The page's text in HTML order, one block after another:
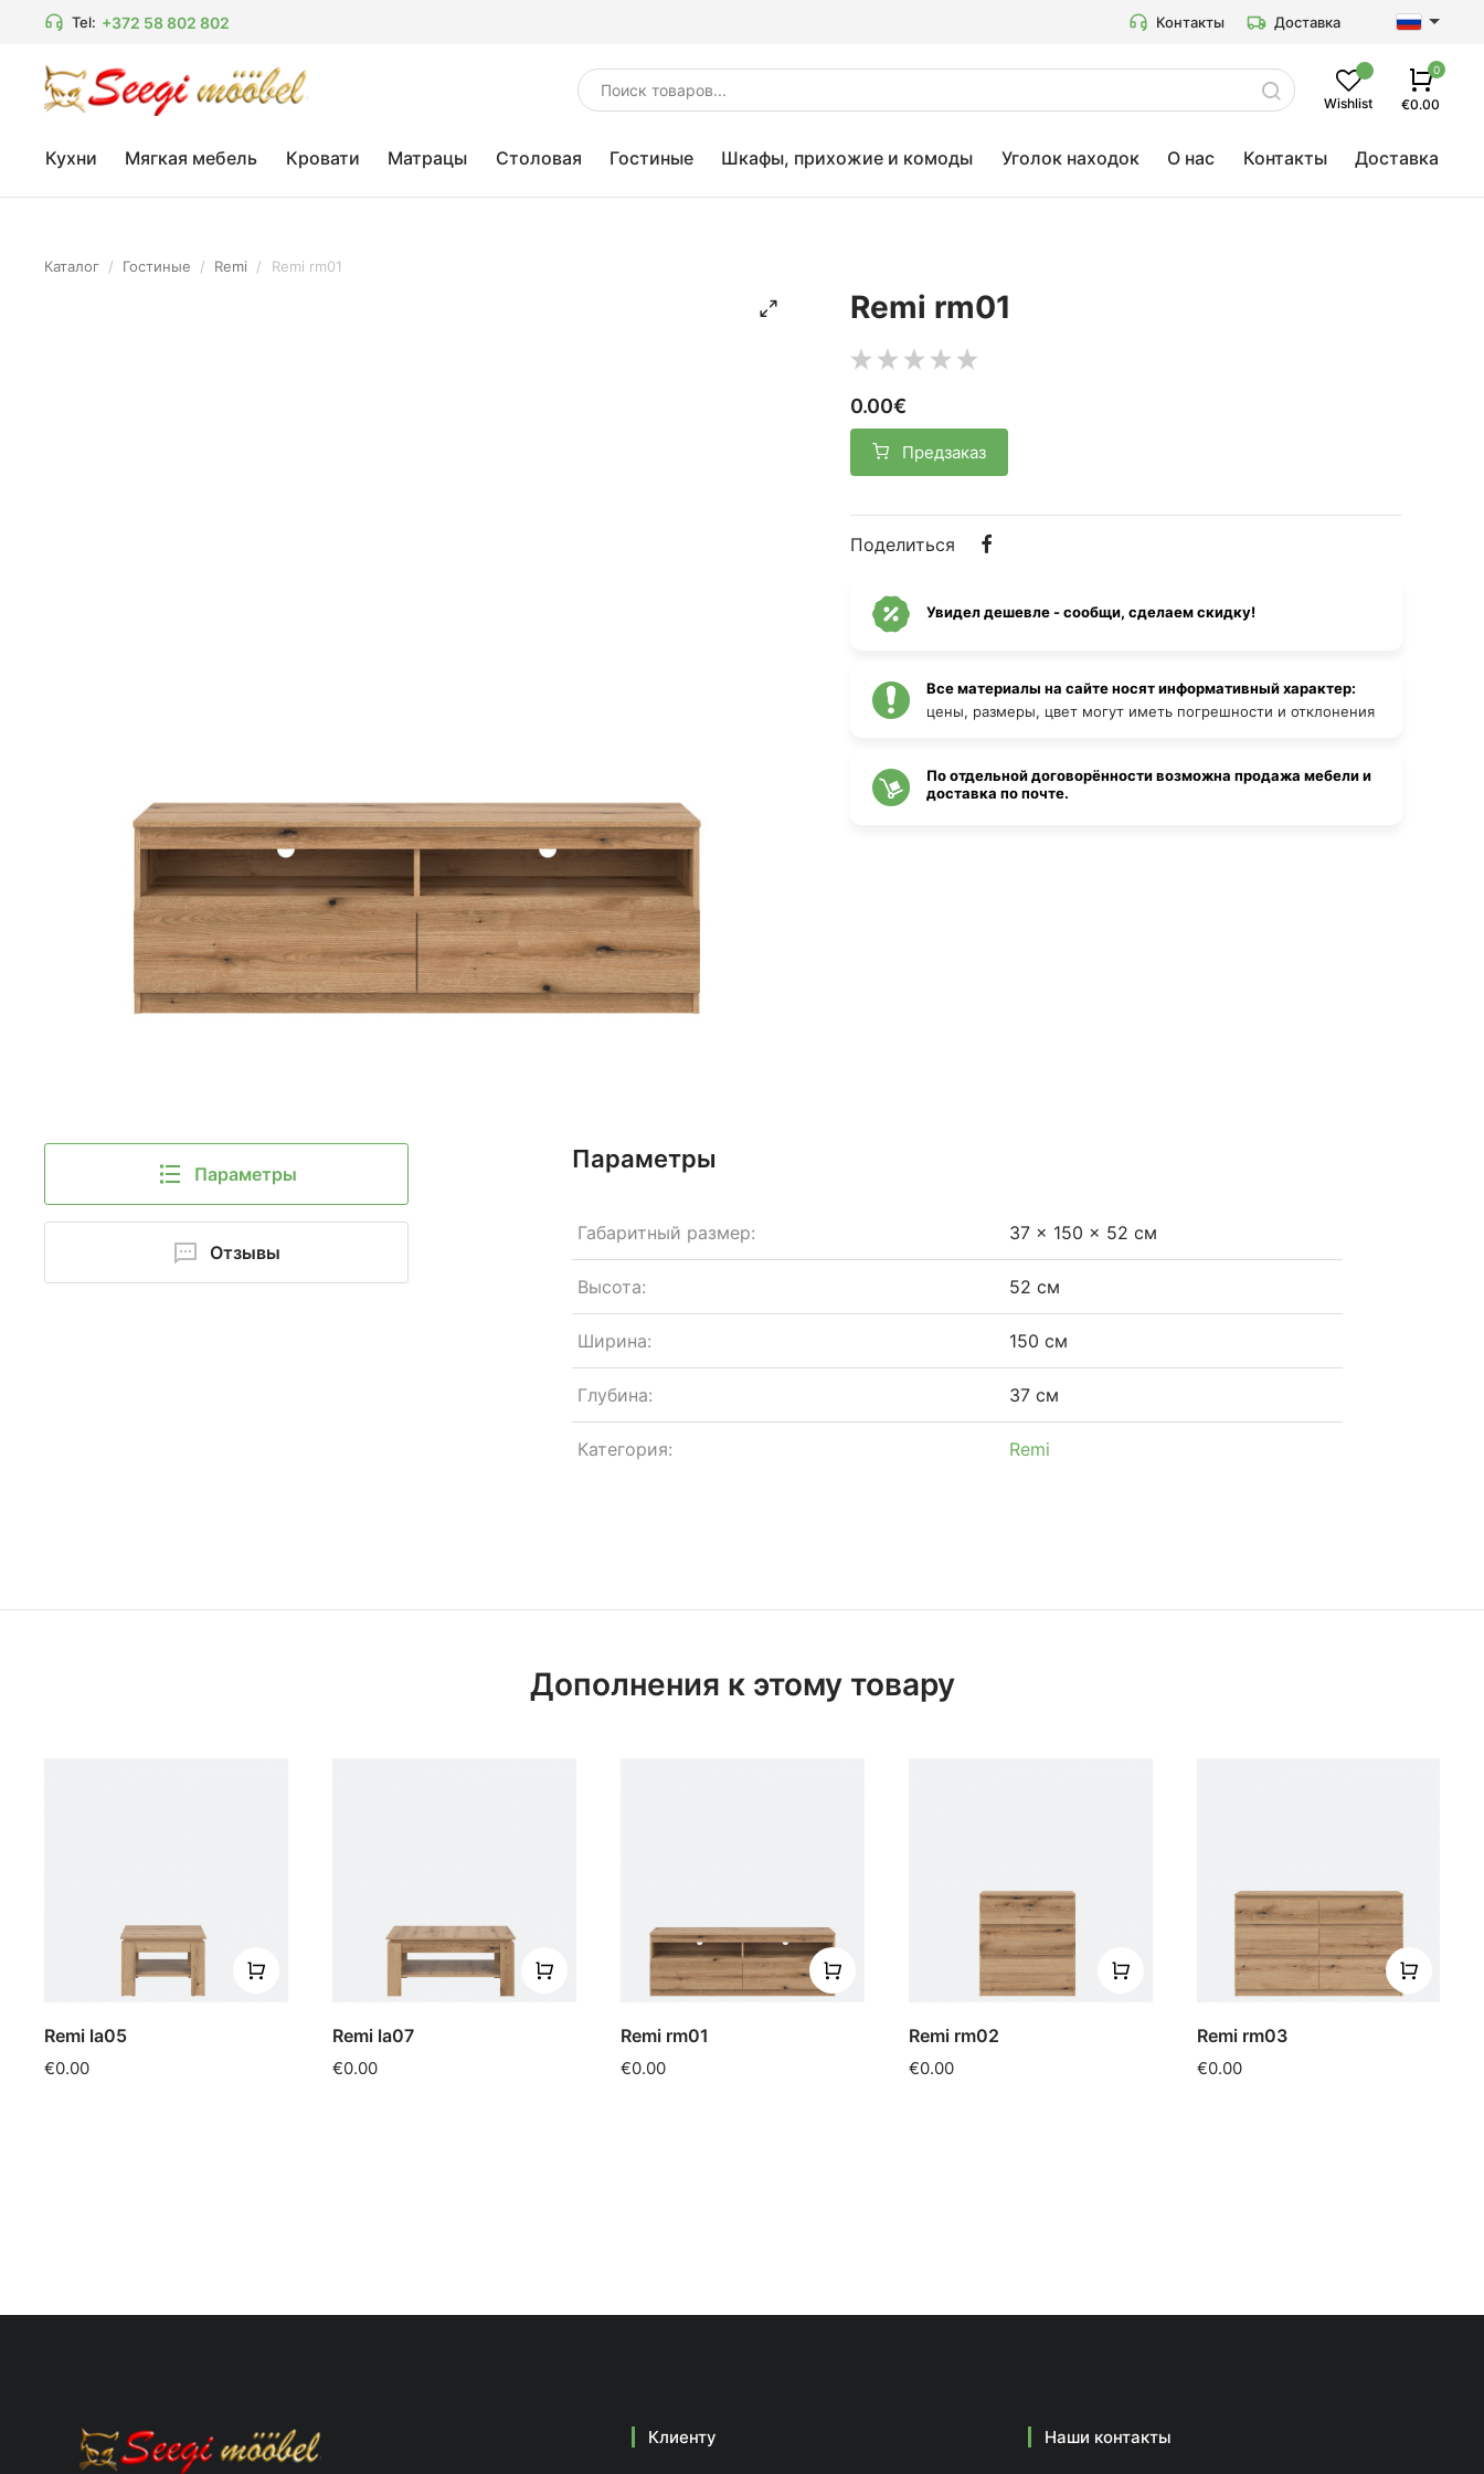
Tel: +372 58 802 802 Контакты Доставка
Wishlist
0
€0.00
Кухни Мягкая мебель Кровати Матрацы Столовая Гостиные Шкафы, прихожие и комоды Уголок находок О нас Контакты Доставка
Каталог / Гостиные / Remi / Remi rm01
Remi rm01
0.00€
Предзаказ
Поделиться
Увидел дешевле - сообщи, сделаем скидку!
Все материалы на сайте носят информативный характер:
цены, размеры, цвет могут иметь погрешности и отклонения
По отдельной договорённости возможна продажа мебели и
доставка по почте.
Параметры
Отзывы
Параметры
Габаритный размер: 37 × 150 × 52 см
Высота: 52 см
Ширина: 150 см
Глубина: 37 см
Категория: Remi
Дополнения к этому товару
Remi la05
€0.00
Remi la07
€0.00
Remi rm01
€0.00
Remi rm02
€0.00
Remi rm03
€0.00
Клиенту Наши контакты